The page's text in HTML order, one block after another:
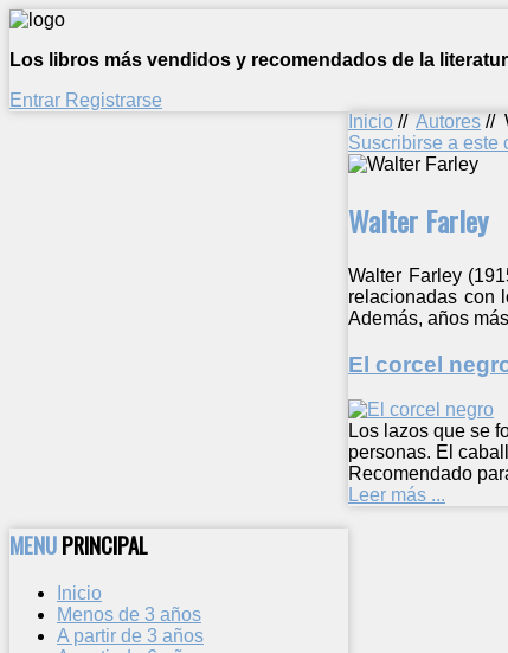
Los libros más vendidos y recomendados de la
Entrar Registrarse
Inicio // Autores //
Suscribirse a este
Walter Farley
Walter Farley
relacionadas con
Además, años
El corcel
Los lazos que se
personas. El
Recomendado
Leer más ...
MENUPRINCIPAL
Inicio
Menos de 3 años
A partir de 3 años